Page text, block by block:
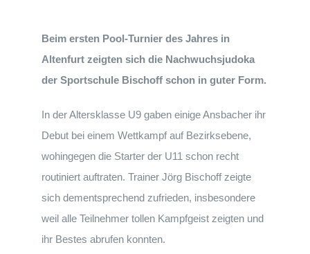
Beim ersten Pool-Turnier des Jahres in
Altenfurt zeigten sich die Nachwuchsjudoka
der Sportschule Bischoff schon in guter Form.
In der Altersklasse U9 gaben einige Ansbacher ihr
Debut bei einem Wettkampf auf Bezirksebene,
wohingegen die Starter der U11 schon recht
routiniert auftraten. Trainer Jörg Bischoff zeigte
sich dementsprechend zufrieden, insbesondere
weil alle Teilnehmer tollen Kampfgeist zeigten und
ihr Bestes abrufen konnten.